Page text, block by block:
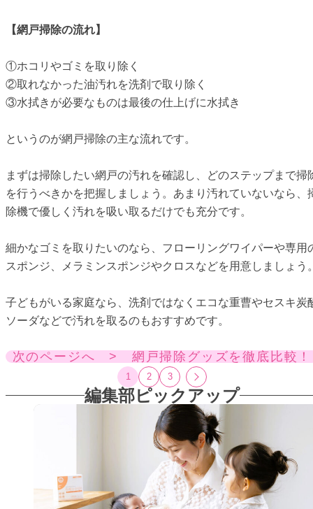
【網戸掃除の流れ】
①ホコリやゴミを取り除く
②取れなかった油汚れを洗剤で取り除く
③水拭きが必要なものは最後の仕上げに水拭き
というのが網戸掃除の主な流れです。
まずは掃除したい網戸の汚れを確認し、どのステップまで掃
を行うべきかを把握しましょう。あまり汚れていないなら、
除機で優しく汚れを吸い取るだけでも充分です。
細かなゴミを取りたいのなら、フローリングワイパーや専用
スポンジ、メラミンスポンジやクロスなどを用意しましょう
子どもがいる家庭なら、洗剤ではなくエコな重曹やセスキ炭
ソーダなどで汚れを取るのもおすすめです。
次のページへ > 網戸掃除グッズを徹底比較！
1 2 3
編集部ピックアップ